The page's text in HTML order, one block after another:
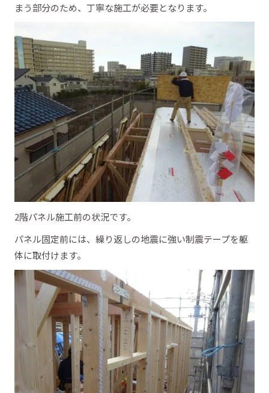
まう部分のため、丁寧な施工が必要となります。
2階パネル施工前の状況です。
パネル固定前には、繰り返しの地震に強い制震テープを躯
体に取付けます。